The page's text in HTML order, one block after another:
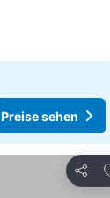
Preise sehen
Teilen